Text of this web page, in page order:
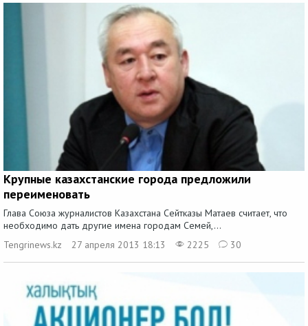
Крупные казахстанские города предложили
переименовать
Глава Союза журналистов Казахстана Сейтказы Матаев считает, что
необходимо дать другие имена городам Семей,...
Tengrinews.kz
27 апреля 2013 18:13 2225 30